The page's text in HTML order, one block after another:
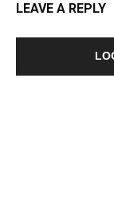
LEAVE A REPLY